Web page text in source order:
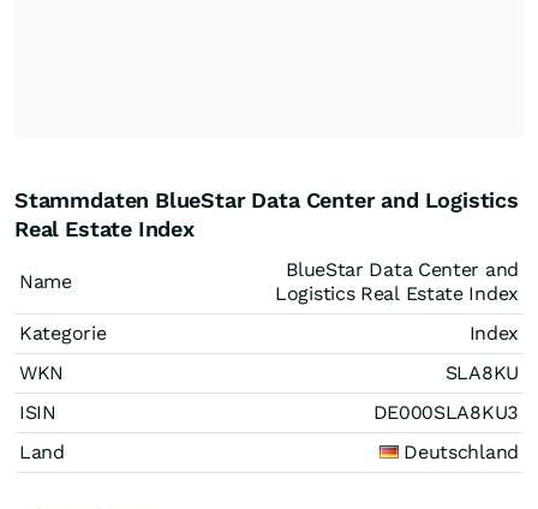
Stammdaten BlueStar Data Center and Logistics
Real Estate Index
Name
BlueStar Data Center and
Logistics Real Estate Index
Kategorie
Index
WKN
SLA8KU
ISIN
DE000SLA8KU3
Land
Deutschland